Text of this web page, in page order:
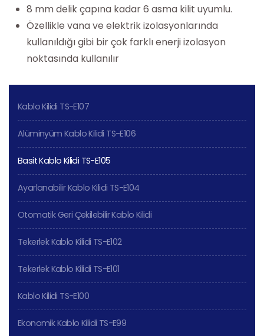
8 mm delik çapına kadar 6 asma kilit uyumlu.
Özellikle vana ve elektrik izolasyonlarında
kullanıldığı gibi bir çok farklı enerji izolasyon
noktasında kullanılır
Kablo Kilidi TS-E107
Alüminyüm Kablo Kilidi TS-E106
Basit Kablo Kilidi TS-E105
Ayarlanabilir Kablo Kilidi TS-E104
Otomatik Geri Çekilebilir Kablo Kilidi
Tekerlek Kablo Kilidi TS-E102
Tekerlek Kablo Kilidi TS-E101
Kablo Kilidi TS-E100
Ekonomik Kablo Kilidi TS-E99